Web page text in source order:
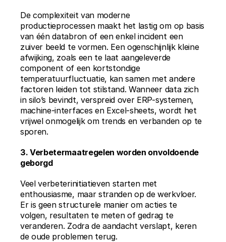
De complexiteit van moderne
productieprocessen maakt het lastig om op basis
van één databron of een enkel incident een
zuiver beeld te vormen. Een ogenschijnlijk kleine
afwijking, zoals een te laat aangeleverde
component of een kortstondige
temperatuurfluctuatie, kan samen met andere
factoren leiden tot stilstand. Wanneer data zich
in silo’s bevindt, verspreid over ERP-systemen,
machine-interfaces en Excel-sheets, wordt het
vrijwel onmogelijk om trends en verbanden op te
sporen.
3. Verbetermaatregelen worden onvoldoende
geborgd
Veel verbeterinitiatieven starten met
enthousiasme, maar stranden op de werkvloer.
Er is geen structurele manier om acties te
volgen, resultaten te meten of gedrag te
veranderen. Zodra de aandacht verslapt, keren
de oude problemen terug.